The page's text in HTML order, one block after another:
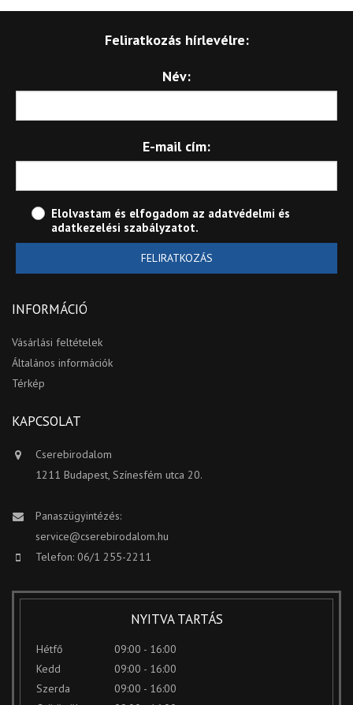
Feliratkozás hírlevélre:
Név:
E-mail cím:
Elolvastam és elfogadom az adatvédelmi és
adatkezelési szabályzatot.
FELIRATKOZÁS
INFORMÁCIÓ
Vásárlási feltételek
Általános információk
Térkép
KAPCSOLAT
Cserebirodalom
1211 Budapest, Színesfém utca 20.
Panaszügyintézés:
service@cserebirodalom.hu
Telefon: 06/1 255-2211
NYITVA TARTÁS
Hétfő
09:00 - 16:00
Kedd
09:00 - 16:00
Szerda
09:00 - 16:00